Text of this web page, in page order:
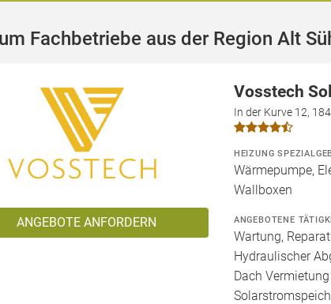
Fachbetriebe aus der Region Alt
ANGEBOTE ANFORDERN
Vosstech
In der Kurve 12,
HEIZUNG
Wärmepumpe,
Wallboxen
ANGEBOTENE
Wartung,
Hydraulischer
Dach